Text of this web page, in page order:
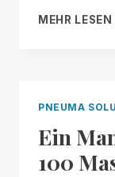
MEHR LESEN
PNEUMA
Ein
100